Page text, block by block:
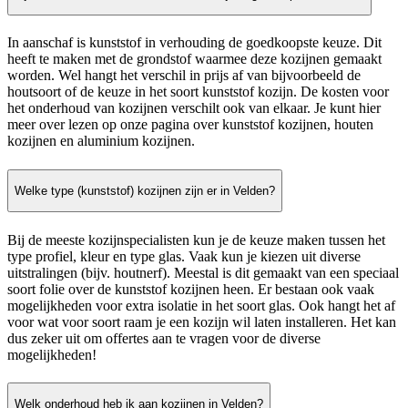
In aanschaf is kunststof in verhouding de goedkoopste keuze. Dit
heeft te maken met de grondstof waarmee deze kozijnen gemaakt
worden. Wel hangt het verschil in prijs af van bijvoorbeeld de
houtsoort of de keuze in het soort kunststof kozijn. De kosten voor
het onderhoud van kozijnen verschilt ook van elkaar. Je kunt hier
meer over lezen op onze pagina over kunststof kozijnen, houten
kozijnen en aluminium kozijnen.
Welke type (kunststof) kozijnen zijn er in Velden?
Bij de meeste kozijnspecialisten kun je de keuze maken tussen het
type profiel, kleur en type glas. Vaak kun je kiezen uit diverse
uitstralingen (bijv. houtnerf). Meestal is dit gemaakt van een speciaal
soort folie over de kunststof kozijnen heen. Er bestaan ook vaak
mogelijkheden voor extra isolatie in het soort glas. Ook hangt het af
voor wat voor soort raam je een kozijn wil laten installeren. Het kan
dus zeker uit om offertes aan te vragen voor de diverse
mogelijkheden!
Welk onderhoud heb ik aan kozijnen in Velden?